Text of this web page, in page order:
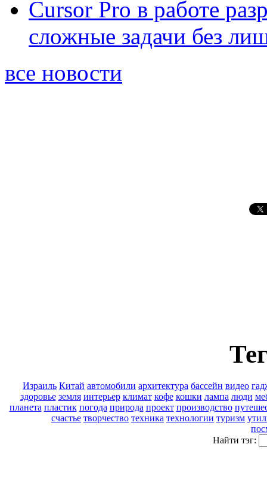
Cursor Pro в работе
сложные задачи без
все новости
Израиль Китай автомобили архитектура бассейн видео
здоровье земля интерьер климат кофе кошки лампа люди
планета пластик погода природа проект производство
счастье творчество техника технологии туризм
Найти тэг: